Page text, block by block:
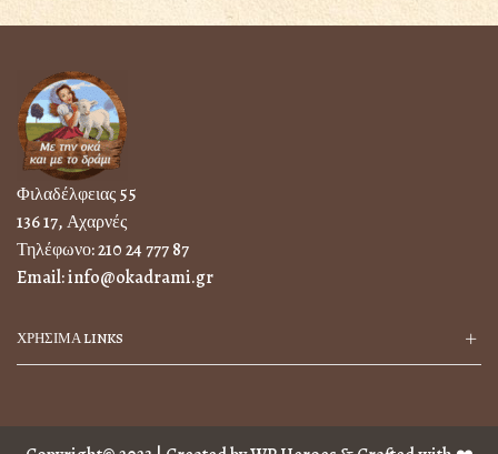
Φιλαδέλφειας 55
136 17, Αχαρνές
Τηλέφωνο:210 24 777 87
Email:info@okadrami.gr
ΧΡΗΣΙΜΑ LINKS